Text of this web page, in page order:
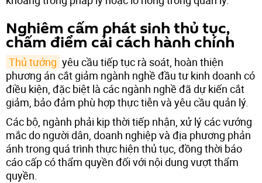
Nghiêm cấm phát sinh thủ tục,
chấm điểm cải cách hành chính
Thủ tướng yêu cầu tiếp tục rà soát, hoàn thiện
phương án cắt giảm ngành nghề đầu tư kinh doanh có
điều kiện, đặc biệt là các ngành nghề đã dự kiến cắt
giảm, bảo đảm phù hợp thực tiễn và yêu cầu quản lý.
Các bộ, ngành phải kịp thời tiếp nhận, xử lý các vướng
mắc do người dân, doanh nghiệp và địa phương phản
ánh trong quá trình thực hiện thủ tục, đồng thời báo
cáo cấp có thẩm quyền đối với nội dung vượt thẩm
quyền.